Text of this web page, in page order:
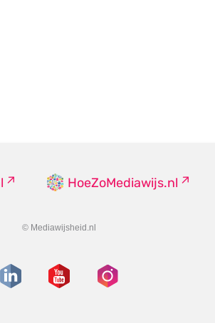
HoeZoMediawijs.nl
© Mediawijsheid.nl